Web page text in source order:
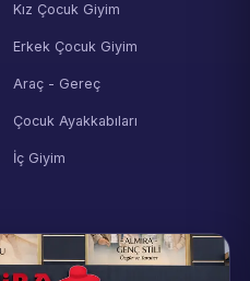
Kız Çocuk Giyim
Erkek Çocuk Giyim
Araç - Gereç
Çocuk Ayakkabıları
İç Giyim